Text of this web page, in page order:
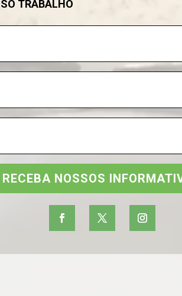
TRABALHO
RECEBA NOSSOS